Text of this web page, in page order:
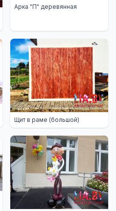
Арка "П" деревянная
Щит в раме (большой)